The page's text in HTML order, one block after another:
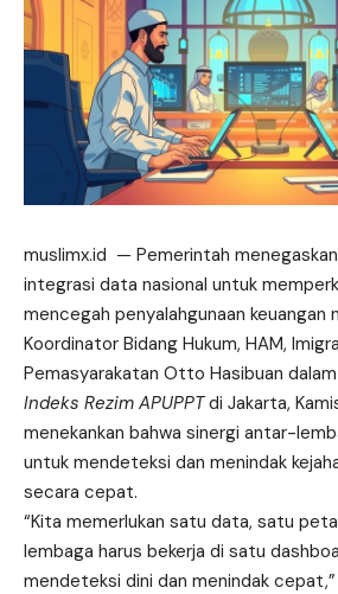
muslimx.id — Pemerintah
integrasi data nasional untuk
mencegah penyalahgunaan keuangan
Koordinator Bidang Hukum, HAM,
Pemasyarakatan Otto Hasibuan
Indeks Rezim APUPPTdi Jakarta,
menekankan bahwa sinergi antar-
untuk mendeteksi dan menindak
secara cepat.
“Kita memerlukan satu data, satu
lembaga harus bekerja di satu
mendeteksi dini dan menindak